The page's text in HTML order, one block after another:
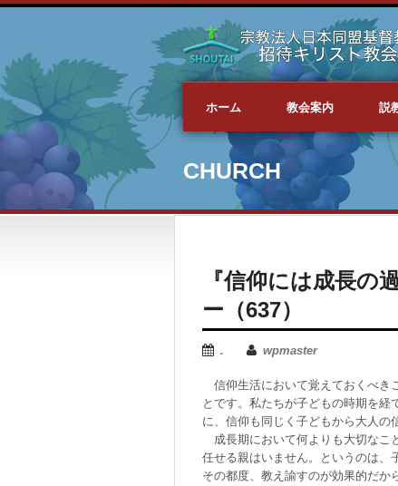
ホーム 教会案内 説
CHURCH
『信仰には成長
ー（637）
. wpmaster
信仰生活において覚えておくべき
とです。私たちが子どもの時期を経
に、信仰も同じく子どもから大人の
成長期において何よりも大切なこ
任せる親はいません。というのは、
その都度、教え諭すのが効果的だか